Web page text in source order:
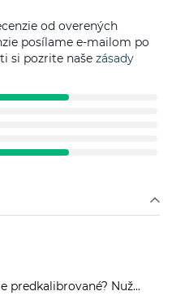
od overených
posílame e-mailom po
si pozrite naše zásady
predkalibrované? Nuž...